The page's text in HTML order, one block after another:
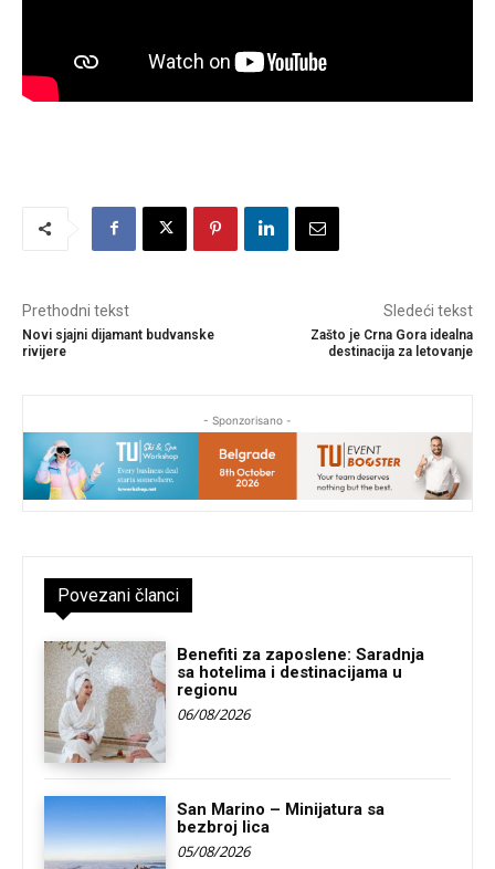
Prethodni tekst
Novi sjajni dijamant budvanske
rivijere
Sledeći tekst
Zašto je Crna Gora idealna
destinacija za letovanje
- Sponzorisano -
Povezani članci
Benefiti za zaposlene: Saradnja
sa hotelima i destinacijama u
regionu
06/08/2026
San Marino – Minijatura sa
bezbroj lica
05/08/2026